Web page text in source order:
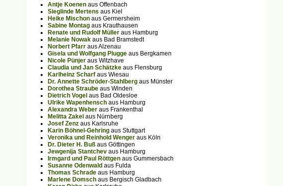
Antje Koenen aus Offenbach
Sieglinde Mertens aus Kiel
Heike Mischon aus Germersheim
Sabine Montag aus Krauthausen
Renate und Rudolf Müller aus Hamburg
Melanie Nowak aus Bad Bramstedt
Norbert Pfarr aus Alzenau
Gisela und Wolfgang Plugge aus Bergkamen
Nicole Pünjer aus Witzhave
Claudia und Jan Schätzke aus Flensburg
Karlheinz Scharf aus Wiesau
Dr. Annette Schröder-Stahlberg aus Münster
Dorothea Straube aus Winden
Dietrich Vogel aus Bad Oldesloe
Ulrike Wapenhensch aus Hamburg
Alexandra Weber aus Frankenthal
Melitta Zakel aus Nürnberg
Josef Zenz aus Karlsruhe
Karin Böhnel-Gehring aus Stuttgart
Veronika und Reinhold Wenger aus Köln
Dr. Dieter H. Buß aus Göttingen
Jewgenija Stantchev aus Hamburg
Irmgard und Paul Röttgen aus Gummersbach
Susanne Odenwald aus Fulda
Thomas Schrade aus Hamburg
Marlene Domsch aus Bergisch Gladbach